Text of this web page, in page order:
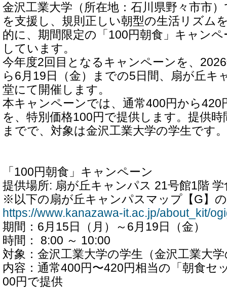
金沢工業大学（所在地：石川県野々市市
を支援し、規則正しい朝型の生活リズム
的に、期間限定の「100円朝食」キャン
しています。
今年度2回目となるキャンペーンを、
ら6月19日（金）までの5日間、扇が丘キ
堂にて開催します。
本キャンペーンでは、通常400円から420
を、特別価格100円で提供します。提供
までで、対象は金沢工業大学の学生です。
「100円朝食」キャンペーン
提供場所: 扇が丘キャンパス 21号館1階
※以下の扇が丘キャンパスマップ【G】
https://www.kanazawa-it.ac.jp/about_kit/
期間：6月15日（月）～6月19日（金）
時間： 8:00 ～ 10:00
対象：金沢工業大学の学生（金沢工業大
内容：通常400円〜420円相当の「朝食セ
00円で提供